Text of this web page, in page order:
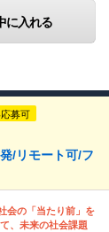
に入れる
募可
/リモート可/フ
会の「当たり前」を
、未来の社会課題